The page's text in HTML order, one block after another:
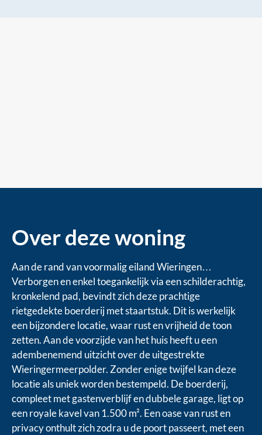
Over deze woning
Aan de rand van voormalig eiland Wieringen…
Verborgen en enkel toegankelijk via een schilderachtig,
kronkelend pad, bevindt zich deze prachtige
rietgedekte boerderij met staartstuk. Dit is werkelijk
een bijzondere locatie, waar rust en vrijheid de toon
zetten. Aan de voorzijde van het huis heeft u een
adembenemend uitzicht over de uitgestrekte
Wieringermeerpolder. Zonder enige twijfel kan deze
locatie als uniek worden bestempeld. De boerderij,
compleet met gastenverblijf en dubbele garage, ligt op
een royale kavel van 1.500 m². Een oase van rust en
privacy onthult zich zodra u de poort passeert, met een